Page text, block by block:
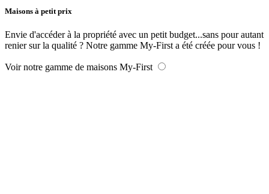
Maisons à petit prix
Envie d'accéder à la propriété avec un petit budget...sans pour autant
renier sur la qualité ? Notre gamme My-First a été créée pour vous !
Voir notre gamme de maisons My-First